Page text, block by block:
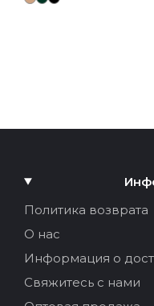
Политика возврата
О нас
Информация о
Свяжитесь с нами